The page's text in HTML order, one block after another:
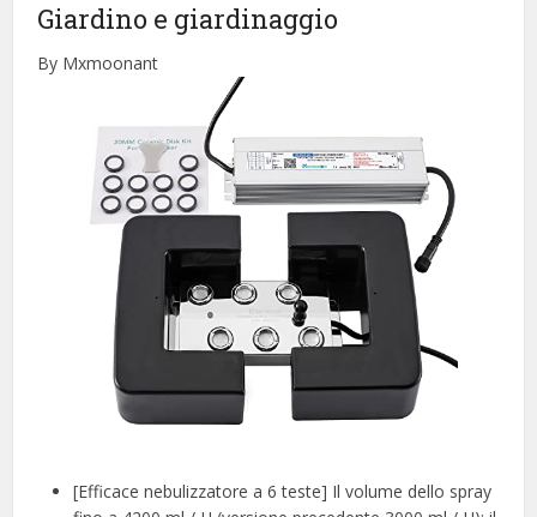
Giardino e giardinaggio
By Mxmoonant
[Efficace nebulizzatore a 6 teste] Il volume dello spray